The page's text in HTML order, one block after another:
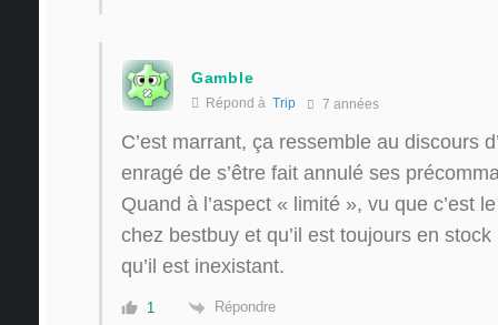
Gamble
Répond à Trip 7 années
C’est marrant, ça ressemble au discours
enragé de s’être fait annulé ses
Quand à l’aspect « limité », vu que c’est
chez bestbuy et qu’il est toujours en
qu’il est inexistant.
1 Répondre